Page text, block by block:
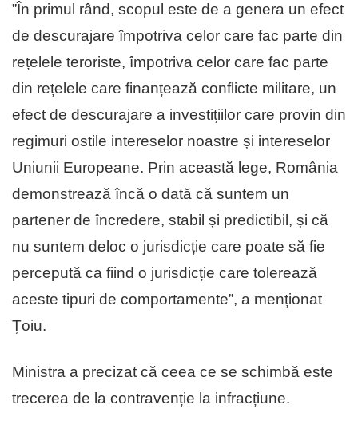
”În primul rând, scopul este de a genera un efect
de descurajare împotriva celor care fac parte din
rețelele teroriste, împotriva celor care fac parte
din rețelele care finanțează conflicte militare, un
efect de descurajare a investițiilor care provin din
regimuri ostile intereselor noastre și intereselor
Uniunii Europeane. Prin această lege, România
demonstrează încă o dată că suntem un
partener de încredere, stabil și predictibil, și că
nu suntem deloc o jurisdicție care poate să fie
percepută ca fiind o jurisdicție care tolerează
aceste tipuri de comportamente”, a menționat
Țoiu.
Ministra a precizat că ceea ce se schimbă este
trecerea de la contravenție la infracțiune.